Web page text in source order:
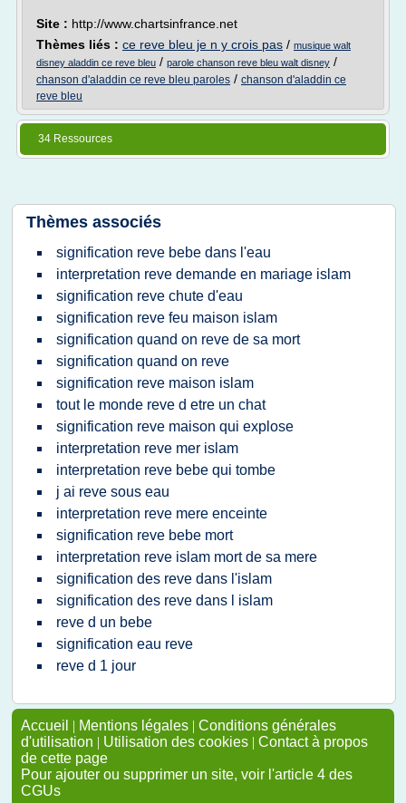
Site : http://www.chartsinfrance.net
Thèmes liés : ce reve bleu je n y crois pas / musique walt
disney aladdin ce reve bleu / parole chanson reve bleu walt disney /
chanson d'aladdin ce reve bleu paroles / chanson d'aladdin ce
reve bleu
34 Ressources
Thèmes associés
signification reve bebe dans l'eau
interpretation reve demande en mariage islam
signification reve chute d'eau
signification reve feu maison islam
signification quand on reve de sa mort
signification quand on reve
signification reve maison islam
tout le monde reve d etre un chat
signification reve maison qui explose
interpretation reve mer islam
interpretation reve bebe qui tombe
j ai reve sous eau
interpretation reve mere enceinte
signification reve bebe mort
interpretation reve islam mort de sa mere
signification des reve dans l'islam
signification des reve dans l islam
reve d un bebe
signification eau reve
reve d 1 jour
Accueil | Mentions légales | Conditions générales
d'utilisation | Utilisation des cookies | Contact à propos
de cette page
Pour ajouter ou supprimer un site, voir l'article 4 des
CGUs